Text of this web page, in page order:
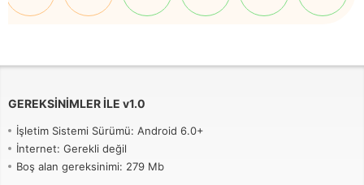
GEREKSINIMLER ILE v1.0
İşletim Sistemi Sürümü: Android 6.0+
İnternet: Gerekli değil
Boş alan gereksinimi: 279 Mb